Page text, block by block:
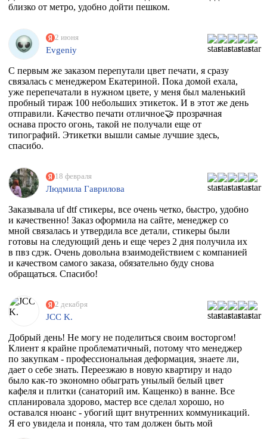
близко от метро, удобно дойти пешком.
2 июня
Evgeniy
С первым же заказом перепутали цвет печати, я сразу
связалась с менеджером Екатериной. Пока домой ехала,
уже перепечатали в нужном цвете, у меня был маленький
пробный тираж 100 небольших этикеток. И в этот же день
отправили. Качество печати отличное🤝 прозрачная
оснава просто огонь, такой не получали еще от
типографий. Этикетки вышли самые лучшие здесь,
спасибо.
18 февраля
Людмила Гаврилова
Заказывала uf dtf стикеры, все очень четко, быстро, удобно
и качественно! Заказ оформила на сайте, менеджер со
мной связалась и утвердила все детали, стикеры были
готовы на следующий день и еще через 2 дня получила их
в пвз сдэк. Очень довольна взаимодействием с компанией
и качеством самого заказа, обязательно буду снова
обращаться. Спасибо!
2 декабря
JCC K.
Добрый день! Не могу не поделиться своим восторгом!
Клиент я крайне проблематичный, потому что менеджер
по закупкам - профессиональная деформация, знаете ли,
дает о себе знать. Переезжаю в новую квартиру и надо
было как-то экономно обыграть унылый белый цвет
кафеля и плитки (санаторий им. Кащенко) в ванне. Все
спланировала здорово, мастер все сделал хорошо, но
оставался нюанс - убогий щит внутренних коммуникаций.
Я его увидела и поняла, что там должен быть мой